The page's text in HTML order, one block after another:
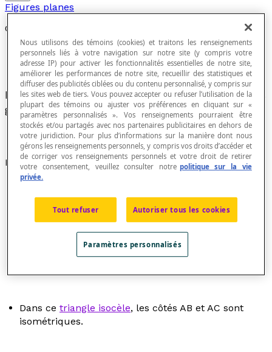
Figures planes
Côtés isométriques
Dans une figure géométrique ou plusieurs figures
géométriques, côtés de même mesure.
Exemples
Dans la figure ci-dessous, les côtés AB et A'B' sont
isométriques; les côtés AC et A'C' sont isométriques.
Dans ce triangle isocèle, les côtés AB et AC sont
isométriques.
Nous utilisons des témoins (cookies) et traitons les renseignements
personnels liés à votre navigation sur notre site (y compris votre
adresse IP) pour activer les fonctionnalités essentielles de notre site,
améliorer les performances de notre site, recueillir des statistiques et
diffuser des publicités ciblées ou du contenu personnalisé, y compris sur
les sites web de tiers. Vous pouvez accepter ou refuser l’utilisation de la
plupart des témoins ou ajuster vos préférences en cliquant sur «
paramètres personnalisés ». Vos renseignements pourraient être
stockés et/ou partagés avec nos partenaires publicitaires en dehors de
votre juridiction. Pour plus d’informations sur la manière dont nous
gérons les renseignements personnels, y compris vos droits d’accéder et
de corriger vos renseignements personnels et votre droit de retirer
votre consentement, veuillez consulter notre politique sur la vie
privée.
Tout refuser Autoriser tous les cookies
Paramètres personnalisés